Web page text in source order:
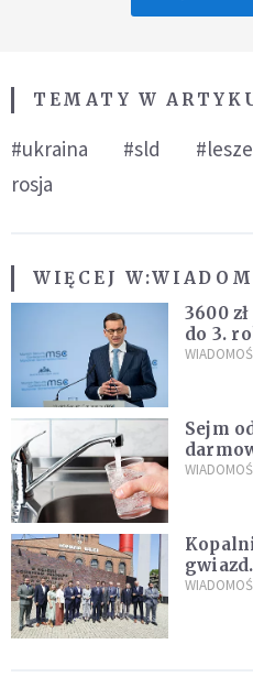
TEMATY W
#ukraina #sld
rosja
WIĘCEJ W:
3600
do 3.
Sejm
„Dolina